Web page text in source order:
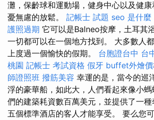
灘，保齡球和運動場，健身中心以及健
憂無慮的放鬆。 記帳士 試題 seo 是什麼
護照過期 它可以是Balneo按摩，土耳其
一切都可以在一個地方找到。 大多數人
上度過一個愉快的假期。 台胞證台中 台
桃園 記帳士 考試資格 假牙 buffet外燴價
師證照班 撥筋美容 幸運的是，當今的巡
浮的豪華船，如此大，人們看起來像小螞
們的建築耗資數百萬美元，並提供了一
五個標準酒店的客人才能享受。 要么您